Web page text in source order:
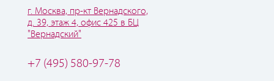
г. Москва, пр-кт Вернадского,
д. 39, этаж 4, офис 425 в БЦ
"Вернадский"
+7 (495) 580-97-78